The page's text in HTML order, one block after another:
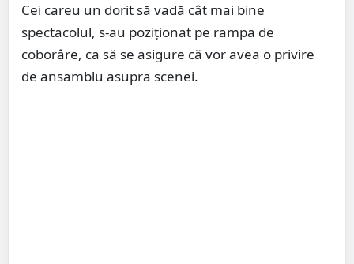
Cei careu un dorit să vadă cât mai bine
spectacolul, s-au poziționat pe rampa de
coborâre, ca să se asigure că vor avea o privire
de ansamblu asupra scenei.